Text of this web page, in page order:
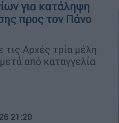
για κατάληψη
προς τον Πάνο
Αρχές τρία μέλη
από καταγγελία
21:20